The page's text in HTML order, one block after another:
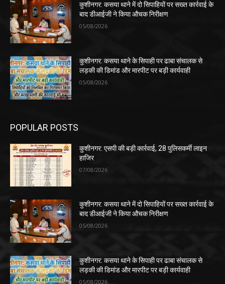
कुशीनगर: कसया थाने में दो सिपाहियों पर सख्त कार्रवाई के
बाद डीआईजी ने किया औचक निरीक्षण
05/08/2026
कुशीनगर: कसया थाने के सिपाही पर ढाबा संचालक से
लड़की की डिमांड और मारपीट पर बड़ी कार्यवाही
05/08/2026
POPULAR POSTS
कुशीनगर: एसपी की बड़ी कार्रवाई, 28 पुलिसकर्मी लाइन
हाजिर
07/08/2026
कुशीनगर: कसया थाने में दो सिपाहियों पर सख्त कार्रवाई के
बाद डीआईजी ने किया औचक निरीक्षण
05/08/2026
कुशीनगर: कसया थाने के सिपाही पर ढाबा संचालक से
लड़की की डिमांड और मारपीट पर बड़ी कार्यवाही
05/08/2026